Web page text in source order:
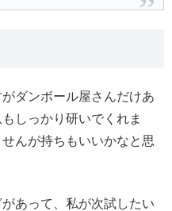
ダンボール屋さんだけあ
しっかり研いでくれま
んが持ちもいいかなと思
あって、私が次試したい